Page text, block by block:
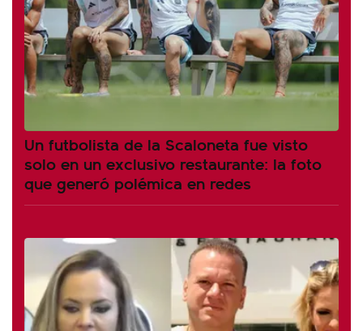
Un futbolista de la Scaloneta fue visto
solo en un exclusivo restaurante: la foto
que generó polémica en redes